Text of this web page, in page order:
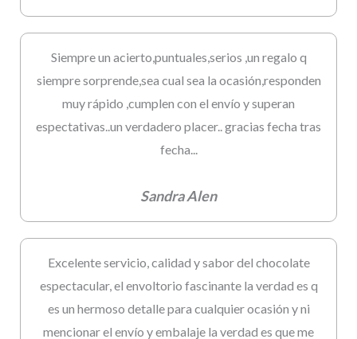
Siempre un acierto,puntuales,serios ,un regalo q
siempre sorprende,sea cual sea la ocasión,responden
muy rápido ,cumplen con el envío y superan
espectativas..un verdadero placer.. gracias fecha tras
fecha...
Sandra Alen
Excelente servicio, calidad y sabor del chocolate
espectacular, el envoltorio fascinante la verdad es q
es un hermoso detalle para cualquier ocasión y ni
mencionar el envío y embalaje la verdad es que me